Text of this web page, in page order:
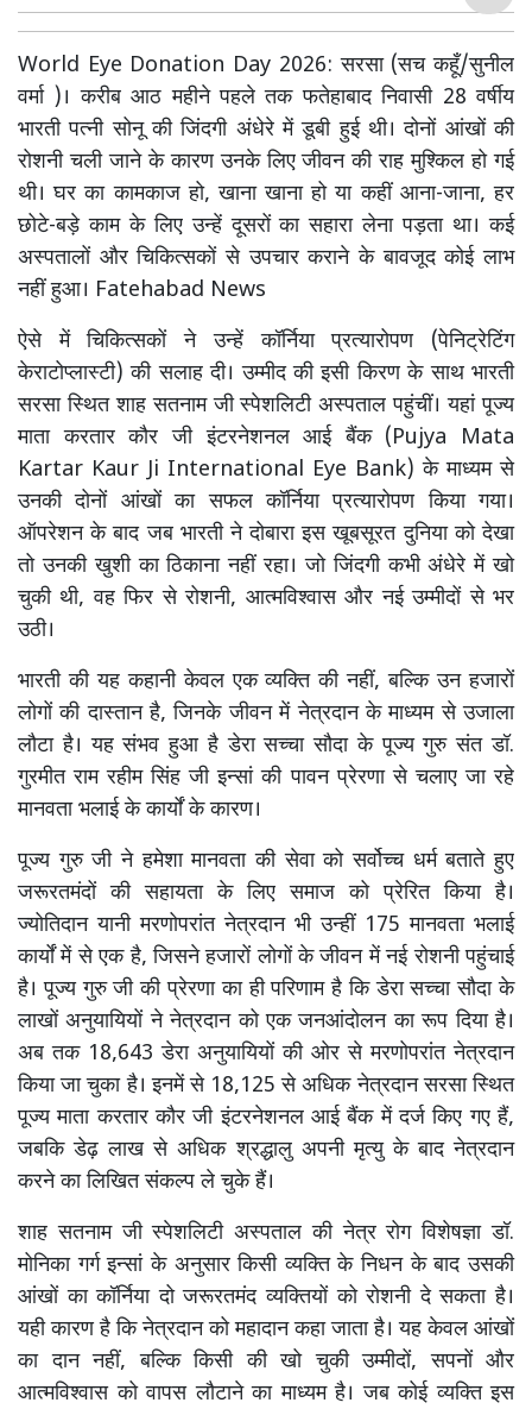
World Eye Donation Day 2026: सरसा (सच कहूँ/सुनील
वर्मा )। करीब आठ महीने पहले तक फतेहाबाद निवासी 28 वर्षीय
भारती पत्नी सोनू की जिंदगी अंधेरे में डूबी हुई थी। दोनों आंखों की
रोशनी चली जाने के कारण उनके लिए जीवन की राह मुश्किल हो गई
थी। घर का कामकाज हो, खाना खाना हो या कहीं आना-जाना, हर
छोटे-बड़े काम के लिए उन्हें दूसरों का सहारा लेना पड़ता था। कई
अस्पतालों और चिकित्सकों से उपचार कराने के बावजूद कोई लाभ
नहीं हुआ। Fatehabad News
ऐसे में चिकित्सकों ने उन्हें कॉर्निया प्रत्यारोपण (पेनिट्रेटिंग
केराटोप्लास्टी) की सलाह दी। उम्मीद की इसी किरण के साथ भारती
सरसा स्थित शाह सतनाम जी स्पेशलिटी अस्पताल पहुंचीं। यहां पूज्य
माता करतार कौर जी इंटरनेशनल आई बैंक (Pujya Mata
Kartar Kaur Ji International Eye Bank) के माध्यम से
उनकी दोनों आंखों का सफल कॉर्निया प्रत्यारोपण किया गया।
ऑपरेशन के बाद जब भारती ने दोबारा इस खूबसूरत दुनिया को देखा
तो उनकी खुशी का ठिकाना नहीं रहा। जो जिंदगी कभी अंधेरे में खो
चुकी थी, वह फिर से रोशनी, आत्मविश्वास और नई उम्मीदों से भर
उठी।
भारती की यह कहानी केवल एक व्यक्ति की नहीं, बल्कि उन हजारों
लोगों की दास्तान है, जिनके जीवन में नेत्रदान के माध्यम से उजाला
लौटा है। यह संभव हुआ है डेरा सच्चा सौदा के पूज्य गुरु संत डॉ.
गुरमीत राम रहीम सिंह जी इन्सां की पावन प्रेरणा से चलाए जा रहे
मानवता भलाई के कार्यों के कारण।
पूज्य गुरु जी ने हमेशा मानवता की सेवा को सर्वोच्च धर्म बताते हुए
जरूरतमंदों की सहायता के लिए समाज को प्रेरित किया है।
ज्योतिदान यानी मरणोपरांत नेत्रदान भी उन्हीं 175 मानवता भलाई
कार्यों में से एक है, जिसने हजारों लोगों के जीवन में नई रोशनी पहुंचाई
है। पूज्य गुरु जी की प्रेरणा का ही परिणाम है कि डेरा सच्चा सौदा के
लाखों अनुयायियों ने नेत्रदान को एक जनआंदोलन का रूप दिया है।
अब तक 18,643 डेरा अनुयायियों की ओर से मरणोपरांत नेत्रदान
किया जा चुका है। इनमें से 18,125 से अधिक नेत्रदान सरसा स्थित
पूज्य माता करतार कौर जी इंटरनेशनल आई बैंक में दर्ज किए गए हैं,
जबकि डेढ़ लाख से अधिक श्रद्धालु अपनी मृत्यु के बाद नेत्रदान
करने का लिखित संकल्प ले चुके हैं।
शाह सतनाम जी स्पेशलिटी अस्पताल की नेत्र रोग विशेषज्ञा डॉ.
मोनिका गर्ग इन्सां के अनुसार किसी व्यक्ति के निधन के बाद उसकी
आंखों का कॉर्निया दो जरूरतमंद व्यक्तियों को रोशनी दे सकता है।
यही कारण है कि नेत्रदान को महादान कहा जाता है। यह केवल आंखों
का दान नहीं, बल्कि किसी की खो चुकी उम्मीदों, सपनों और
आत्मविश्वास को वापस लौटाने का माध्यम है। जब कोई व्यक्ति इस